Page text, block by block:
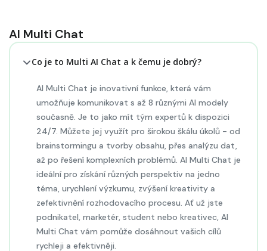
AI Multi Chat
Co je to Multi AI Chat a k čemu je dobrý?
AI Multi Chat je inovativní funkce, která vám
umožňuje komunikovat s až 8 různými AI modely
současně. Je to jako mít tým expertů k dispozici
24/7. Můžete jej využít pro širokou škálu úkolů - od
brainstormingu a tvorby obsahu, přes analýzu dat,
až po řešení komplexních problémů. AI Multi Chat je
ideální pro získání různých perspektiv na jedno
téma, urychlení výzkumu, zvýšení kreativity a
zefektivnění rozhodovacího procesu. Ať už jste
podnikatel, marketér, student nebo kreativec, AI
Multi Chat vám pomůže dosáhnout vašich cílů
rychleji a efektivněji.